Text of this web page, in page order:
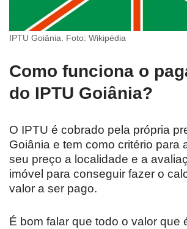
IPTU Goiânia. Foto: Wikipédia
Como funciona o
do IPTU Goiânia?
O IPTU é cobrado pela própria
Goiânia e tem como critério para
seu preço a localidade e a
imóvel para conseguir fazer o
valor a ser pago.
É bom falar que todo o valor que